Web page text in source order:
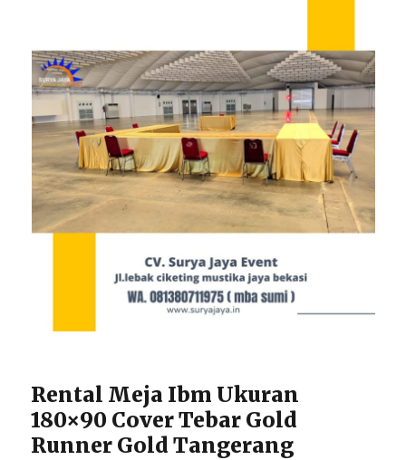
Rental Meja Ibm Ukuran
180×90 Cover Tebar Gold
Runner Gold Tangerang